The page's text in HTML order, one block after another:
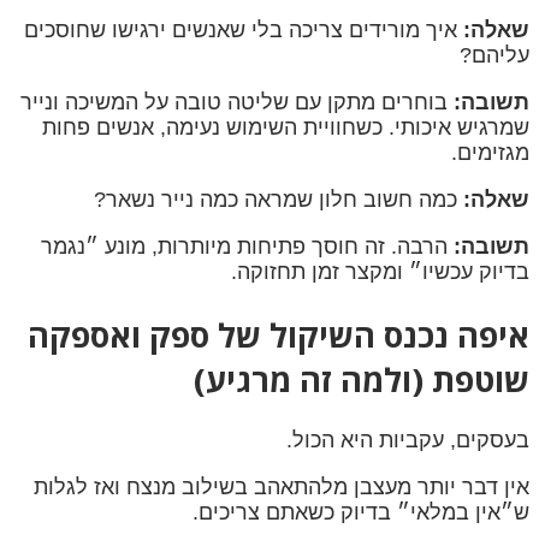
שאלה: איך מורידים צריכה בלי שאנשים ירגישו שחוסכים
עליהם?
תשובה: בוחרים מתקן עם שליטה טובה על המשיכה ונייר
שמרגיש איכותי. כשחוויית השימוש נעימה, אנשים פחות
מגזימים.
שאלה: כמה חשוב חלון שמראה כמה נייר נשאר?
תשובה: הרבה. זה חוסך פתיחות מיותרות, מונע ״נגמר
בדיוק עכשיו״ ומקצר זמן תחזוקה.
איפה נכנס השיקול של ספק ואספקה
שוטפת (ולמה זה מרגיע)
בעסקים, עקביות היא הכול.
אין דבר יותר מעצבן מלהתאהב בשילוב מנצח ואז לגלות
ש״אין במלאי״ בדיוק כשאתם צריכים.